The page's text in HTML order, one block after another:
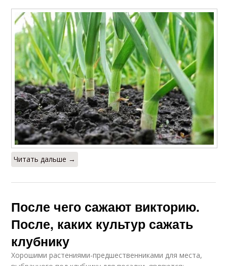
Читать дальше →
После чего сажают викторию.
После, каких культур сажать
клубнику
Хорошими растениями-предшественниками для места,